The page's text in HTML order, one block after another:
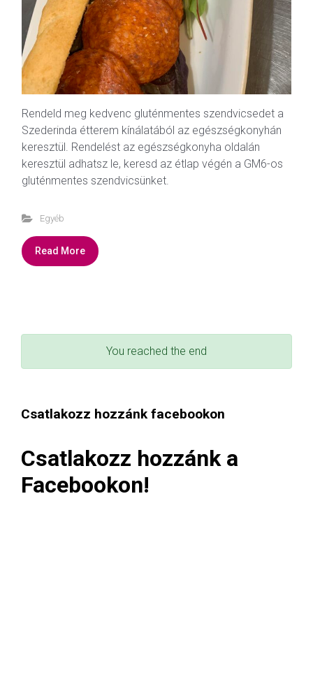
Rendeld meg kedvenc gluténmentes szendvicsedet a
Szederinda étterem kínálatából az egészségkonyhán
keresztül. Rendelést az egészségkonyha oldalán
keresztül adhatsz le, keresd az étlap végén a GM6-os
gluténmentes szendvicsünket.
Egyéb
Read More
You reached the end
Csatlakozz hozzánk facebookon
Csatlakozz hozzánk a
Facebookon!